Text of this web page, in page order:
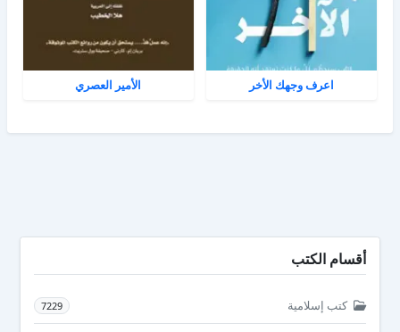
اعرف وجهك الأخر الأمير العصري
أقسام الكتب
كتب إسلامية 7229